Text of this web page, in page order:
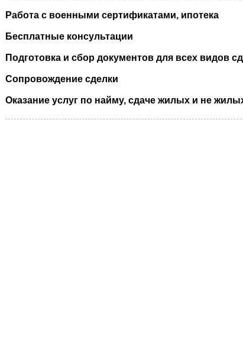
Работа с военными сертификатами, ипотека
Бесплатные консультации
Подготовка и сбор документов для всех видов
Сопровождение сделки
Оказание услуг по найму, сдаче жилых и не